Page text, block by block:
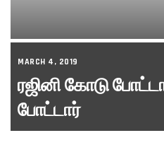
MARCH 4, 2019
ரஜினி கோடு
போட்டார்